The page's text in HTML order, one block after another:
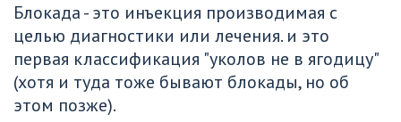
Блокада - это инъекция производимая с
целью диагностики или лечения. и это
первая классификация "уколов не в ягодицу"
(хотя и туда тоже бывают блокады, но об
этом позже).